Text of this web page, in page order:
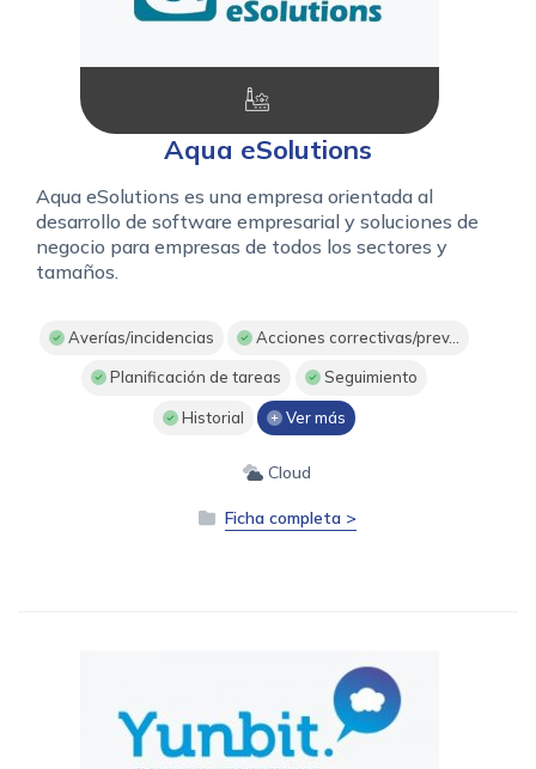
Aqua eSolutions
Aqua eSolutions es una empresa orientada al
desarrollo de software empresarial y soluciones de
negocio para empresas de todos los sectores y
tamaños.
Averías/incidencias Acciones correctivas/prev...
Planificación de tareas Seguimiento
Historial Ver más
Cloud
Ficha completa >